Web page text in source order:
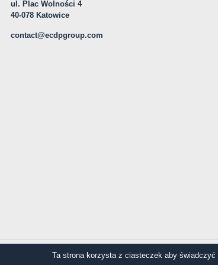
ul. Plac Wolności 4
40-078 Katowice
contact@ecdpgroup.com
Ta strona korzysta z ciasteczek aby świadczyć